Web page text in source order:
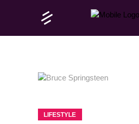
LIFESTYLE